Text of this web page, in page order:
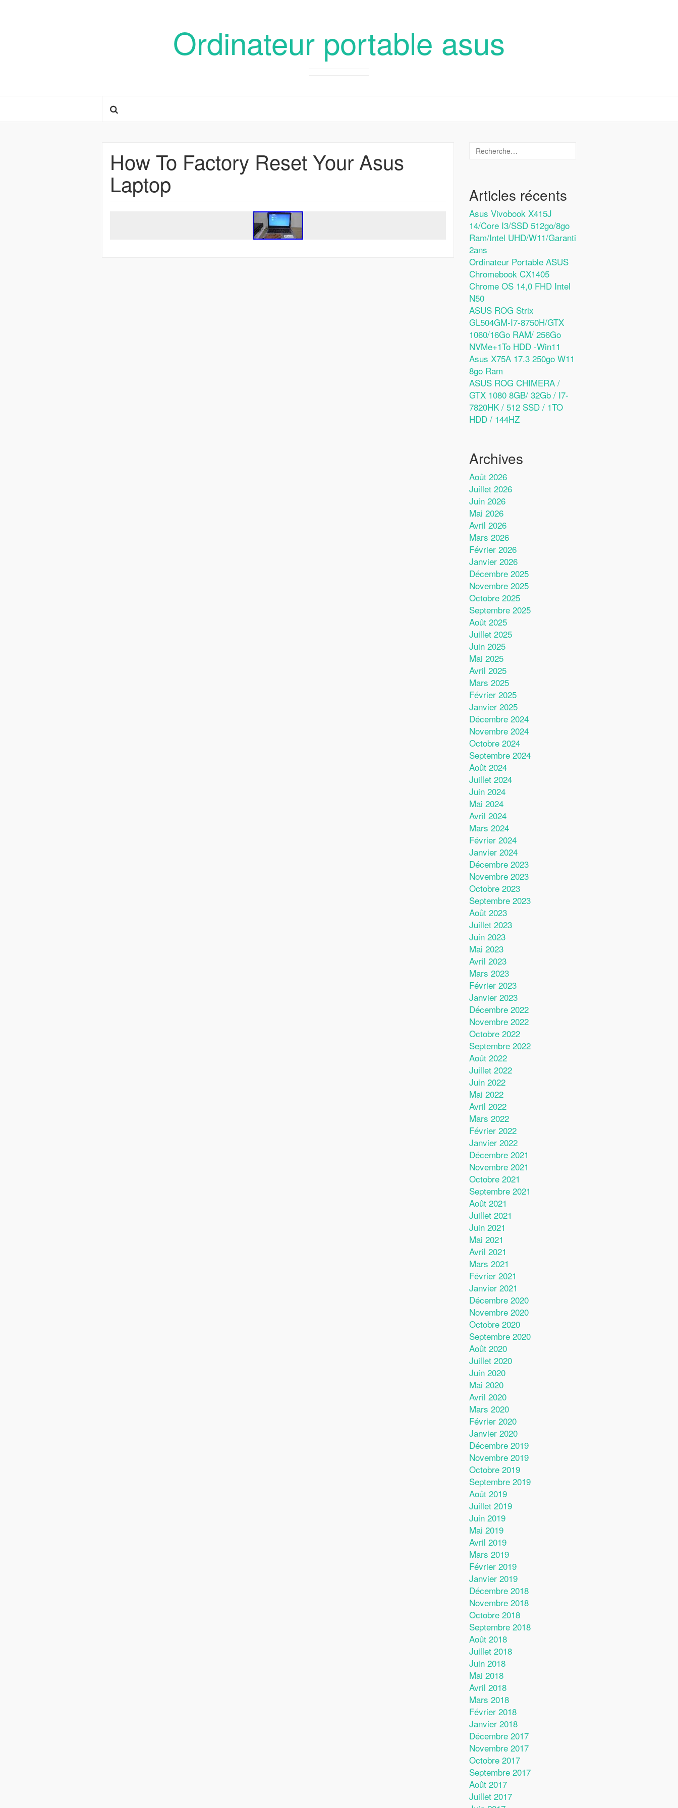
Ordinateur portable asus
How To Factory Reset Your Asus
Laptop Articles récents
Asus Vivobook X415J
14/Core I3/SSD 512go/8go
Ram/Intel UHD/W11/Garanti
2ans
Ordinateur Portable ASUS
Chromebook CX1405
Chrome OS 14,0 FHD Intel
N50
ASUS ROG Strix
GL504GM-I7-8750H/GTX
1060/16Go RAM/ 256Go
NVMe+1To HDD -Win11
Asus X75A 17.3 250go W11
8go Ram
ASUS ROG CHIMERA /
GTX 1080 8GB/ 32Gb / I7-
7820HK / 512 SSD / 1TO
HDD / 144HZ
Archives
Août 2026
Juillet 2026
Juin 2026
Mai 2026
Avril 2026
Mars 2026
Février 2026
Janvier 2026
Décembre 2025
Novembre 2025
Octobre 2025
Septembre 2025
Août 2025
Juillet 2025
Juin 2025
Mai 2025
Avril 2025
Mars 2025
Février 2025
Janvier 2025
Décembre 2024
Novembre 2024
Octobre 2024
Septembre 2024
Août 2024
Juillet 2024
Juin 2024
Mai 2024
Avril 2024
Mars 2024
Février 2024
Janvier 2024
Décembre 2023
Novembre 2023
Octobre 2023
Septembre 2023
Août 2023
Juillet 2023
Juin 2023
Mai 2023
Avril 2023
Mars 2023
Février 2023
Janvier 2023
Décembre 2022
Novembre 2022
Octobre 2022
Septembre 2022
Août 2022
Juillet 2022
Juin 2022
Mai 2022
Avril 2022
Mars 2022
Février 2022
Janvier 2022
Décembre 2021
Novembre 2021
Octobre 2021
Septembre 2021
Août 2021
Juillet 2021
Juin 2021
Mai 2021
Avril 2021
Mars 2021
Février 2021
Janvier 2021
Décembre 2020
Novembre 2020
Octobre 2020
Septembre 2020
Août 2020
Juillet 2020
Juin 2020
Mai 2020
Avril 2020
Mars 2020
Février 2020
Janvier 2020
Décembre 2019
Novembre 2019
Octobre 2019
Septembre 2019
Août 2019
Juillet 2019
Juin 2019
Mai 2019
Avril 2019
Mars 2019
Février 2019
Janvier 2019
Décembre 2018
Novembre 2018
Octobre 2018
Septembre 2018
Août 2018
Juillet 2018
Juin 2018
Mai 2018
Avril 2018
Mars 2018
Février 2018
Janvier 2018
Décembre 2017
Novembre 2017
Octobre 2017
Septembre 2017
Août 2017
Juillet 2017